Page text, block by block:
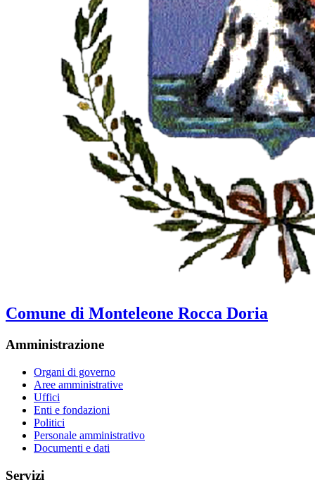
Comune di Monteleone Rocca Doria
Amministrazione
Organi di governo
Aree amministrative
Uffici
Enti e fondazioni
Politici
Personale amministrativo
Documenti e dati
Servizi